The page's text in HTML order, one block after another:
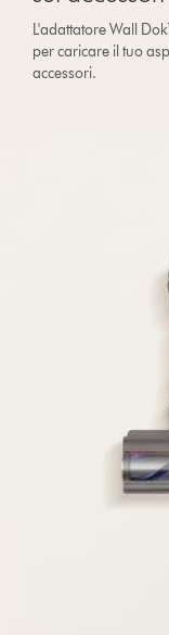
L'adattatore Wall
per caricare il tuo
accessori.